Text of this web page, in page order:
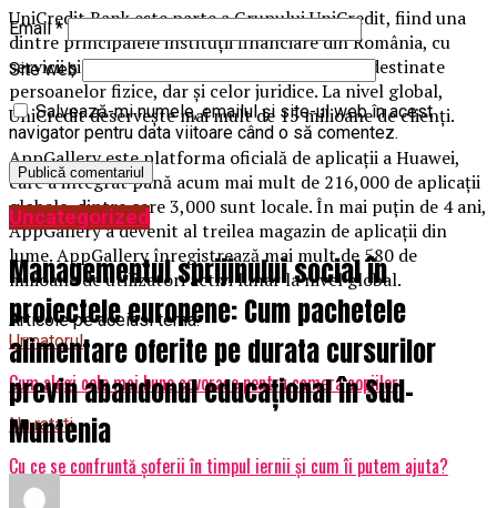
UniCredit Bank este parte a Grupului UniCredit, fiind una
dintre principalele instituții financiare din România, cu
servicii și produse bancare de înaltă calitate, destinate
persoanelor fizice, dar și celor juridice. La nivel global,
UniCredit deservește mai mult de 15 milioane de clienți.
AppGallery este platforma oficială de aplicații a Huawei,
care a integrat până acum mai mult de 216,000 de aplicații
globale, dintre care 3,000 sunt locale. În mai puțin de 4 ani,
AppGallery a devenit al treilea magazin de aplicații din
lume. AppGallery înregistrează mai mult de 580 de
milioane de utilizatori activi lunar la nivel global.
Articole pe aceiasi tema:
Urmatorul
Cum alegi cele mai bune covorase pentru camera copiilor
Nu ratati
Cu ce se confruntă șoferii în timpul iernii și cum îi putem ajuta?
Email*
Site web
Salvează-mi numele, emailul și site-ul web în acest
navigator pentru data viitoare când o să comentez.
Uncategorized
Managementul sprijinului social în
proiectele europene: Cum pachetele
alimentare oferite pe durata cursurilor
previn abandonul educațional în Sud-
Muntenia